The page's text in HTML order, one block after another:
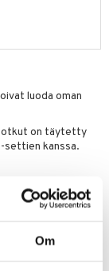
Om
luoda oman
jotkut on täytetty
settien kanssa.